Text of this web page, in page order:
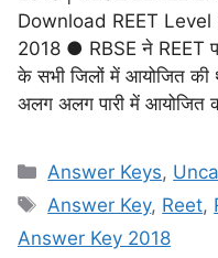
Download REET
2018 ● RBSE ने REET
के सभी जिलों में आयोजित
अलग अलग पारी में आयोजित
Answer Keys,
Answer Key, Reet,
Answer Key 2018